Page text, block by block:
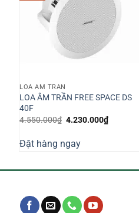
LOA ÂM TRẦN
LOA ÂM TRẦN FREE SPACE DS
40F
4.550.000₫ Giá
4.550.000₫.
4.230.000₫Giá
hiện
Đặt hàng ngay